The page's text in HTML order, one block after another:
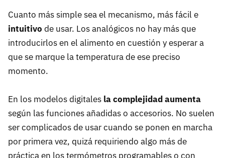
Cuanto más simple sea el mecanismo, más fácil e
intuitivo de usar. Los analógicos no hay más que
introducirlos en el alimento en cuestión y esperar a
que se marque la temperatura de ese preciso
momento.
En los modelos digitales la complejidad aumenta
según las funciones añadidas o accesorios. No suelen
ser complicados de usar cuando se ponen en marcha
por primera vez, quizá requiriendo algo más de
práctica en los termómetros programables o con